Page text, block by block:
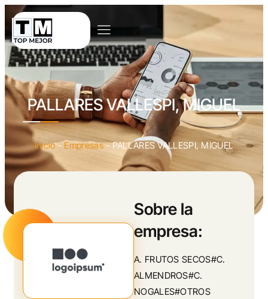
PALLARES VALLESPI, MIGUEL
Inicio-Empresas-PALLARES VALLESPI, MIGUEL
Sobre la
empresa:
A. FRUTOS SECOS#C.
ALMENDROS#C.
NOGALES#OTROS